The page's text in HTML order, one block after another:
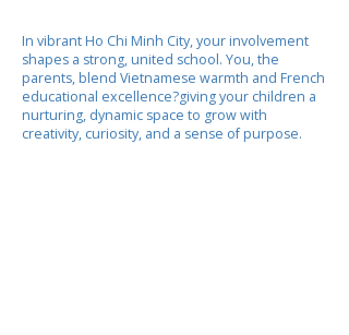
In vibrant Ho Chi Minh City, your involvement
shapes a strong, united school. You, the
parents, blend Vietnamese warmth and French
educational excellence?giving your children a
nurturing, dynamic space to grow with
creativity, curiosity, and a sense of purpose.